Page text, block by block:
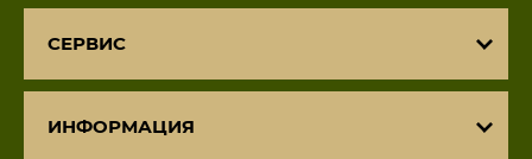
СЕРВИС
ИНФОРМАЦИЯ